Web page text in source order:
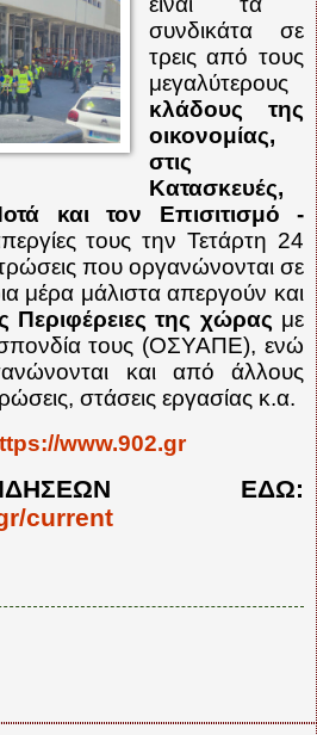
συνδικάτα σε
τρεις από τους
μεγαλύτερους
κλάδους της
οικονομίας,
στις
Κατασκευές,
και τον Επισιτισμό -
τους την Τετάρτη 24
που οργανώνονται σε
μέρα μάλιστα απεργούν και
Περιφέρειες της χώρας με
τους (ΟΣΥΑΠΕ), ενώ
και από άλλους
στάσεις εργασίας κ.α.
www.902.gr
ΕΔΩ:
current